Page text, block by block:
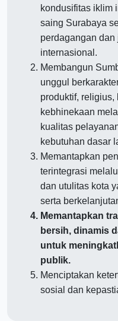
kondusifitas iklim
saing Surabaya
perdagangan dan
internasional.
Membangun
unggul
produktif,
kebhinekaan
kualitas
kebutuhan dasar
Memantapkan
terintegrasi
dan utulitas kota
serta
Memantapkan
bersih, dinamis
untuk
publik.
Menciptakan
sosial dan